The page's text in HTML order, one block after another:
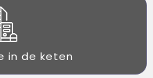
in de keten